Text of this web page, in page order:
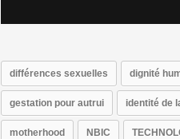
différences sexuelles dignité
gestation pour autrui identité de
motherhood NBIC